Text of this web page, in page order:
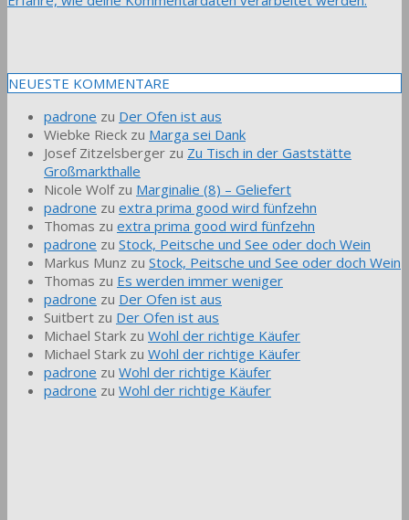
NEUESTE KOMMENTARE
padrone zu Der Ofen ist aus
Wiebke Rieck zu Marga sei Dank
Josef Zitzelsberger zu Zu Tisch in der Gaststätte
Großmarkthalle
Nicole Wolfzu Marginalie (8) – Geliefert
padrone zu extra prima good wird fünfzehn
Thomas zu extra prima good wird fünfzehn
padrone zu Stock, Peitsche und See oder doch Wein
Markus Munz zu Stock, Peitsche und See oder doch Wein
Thomas zu Es werden immer weniger
padrone zu Der Ofen ist aus
Suitbert zu Der Ofen ist aus
Michael Stark zu Wohl der richtige Käufer
Michael Stark zu Wohl der richtige Käufer
padrone zu Wohl der richtige Käufer
padrone zu Wohl der richtige Käufer